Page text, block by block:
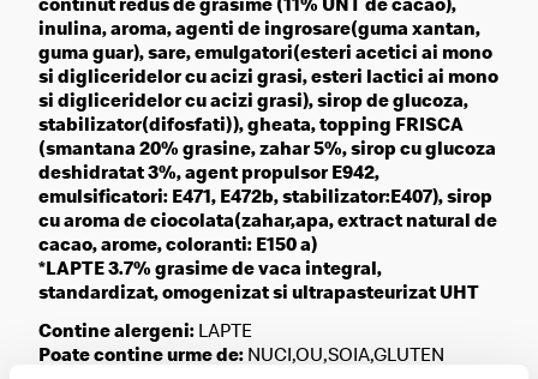
inulina, aroma, agenti de ingrosare(guma xantan,
guma guar), sare, emulgatori(esteri acetici ai mono
si digliceridelor cu acizi grasi, esteri lactici ai mono
si digliceridelor cu acizi grasi), sirop de glucoza,
stabilizator(difosfati)), gheata, topping FRISCA
(smantana 20% grasine, zahar 5%, sirop cu glucoza
deshidratat 3%, agent propulsor E942,
emulsificatori: E471, E472b, stabilizator:E407), sirop
cu aroma de ciocolata(zahar,apa, extract natural de
cacao, arome, coloranti: E150 a)
*LAPTE 3.7% grasime de vaca integral,
standardizat, omogenizat si ultrapasteurizat UHT
Contine alergeni: LAPTE
Poate contine urme de: NUCI,OU,SOIA,GLUTEN